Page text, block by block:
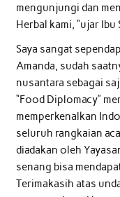
mengunjungi dan
Herbal kami, “ujar
Saya sangat
Amanda, sudah
nusantara sebagai
“Food Diplomacy”
memperkenalkan
seluruh rangkaian
diadakan oleh
senang bisa
Terimakasih atas